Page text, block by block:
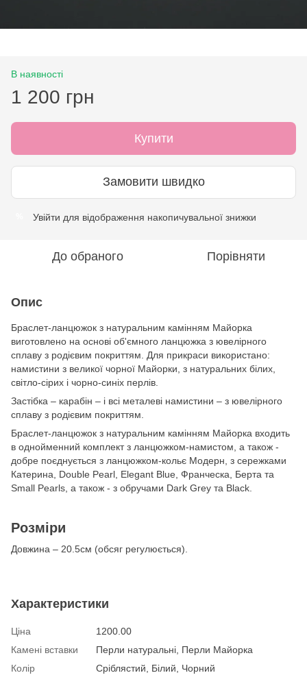
В наявності
1 200 грн
Купити
Замовити швидко
Увійти для відображення накопичувальної знижки
До обраного Порівняти
Опис
Браслет-ланцюжок з натуральним камінням Майорка
виготовлено на основі об'ємного ланцюжка з ювелірного
сплаву з родієвим покриттям. Для прикраси використано:
намистини з великої чорної Майорки, з натуральних білих,
світло-сірих і чорно-синіх перлів.
Застібка – карабін – і всі металеві намистини – з ювелірного
сплаву з родієвим покриттям.
Браслет-ланцюжок з натуральним камінням Майорка входить
в однойменний комплект з ланцюжком-намистом, а також -
добре поєднується з ланцюжком-кольє Модерн, з сережками
Катерина, Double Pearl, Elegant Blue, Франческа, Берта та
Small Pearls, а також - з обручами Dark Grey та Black.
Розміри
Довжина – 20.5см (обсяг регулюється).
Характеристики
Ціна
1200.00
Камені вставки
Перли натуральні, Перли Майорка
Колір
Сріблястий, Білий, Чорний